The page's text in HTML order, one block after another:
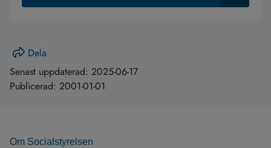
Dela
Senast uppdaterad: 2025-06-17
Publicerad: 2001-01-01
Om Socialstyrelsen